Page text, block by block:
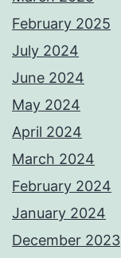
February 2025
July 2024
June 2024
May 2024
April 2024
March 2024
February 2024
January 2024
December 2023